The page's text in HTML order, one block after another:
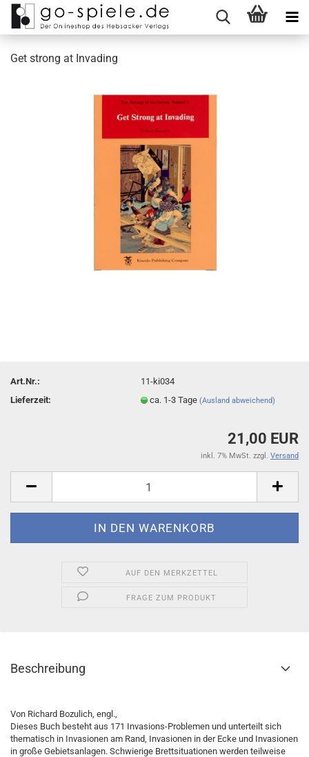
Get strong at Invading
Art.Nr.:
11-ki034
Lieferzeit:
ca. 1-3 Tage(Ausland abweichend)
21,00 EUR
inkl. 7% MwSt. zzgl. Versand
AUF DEN MERKZETTEL
FRAGE ZUM PRODUKT
Beschreibung
Von Richard Bozulich, engl.,
Dieses Buch besteht aus 171 Invasions-Problemen und unterteilt sich
thematisch in Invasionen am Rand, Invasionen in der Ecke und Invasionen
in große Gebietsanlagen. Schwierige Brettsituationen werden teilweise